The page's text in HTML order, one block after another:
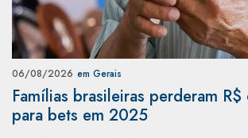
06/08/2026 em Gerais
Famílias brasileiras perderam
para bets em 2025